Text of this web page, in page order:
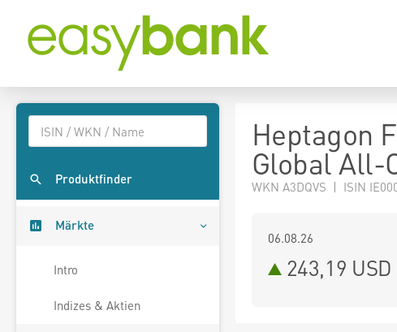
Produktfinder
Märkte
Intro
Indizes & Aktien
Heptagon
Global All-
WKN A3DQVS | ISIN
06.08.26
243,19 USD